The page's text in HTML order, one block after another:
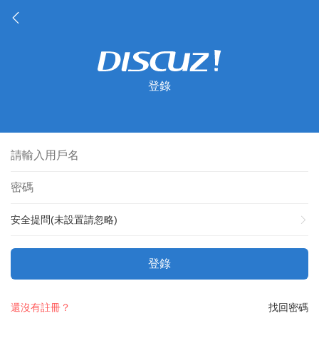
登錄
安全提問(未設置請忽略)
登錄
找回密碼
還沒有註冊？